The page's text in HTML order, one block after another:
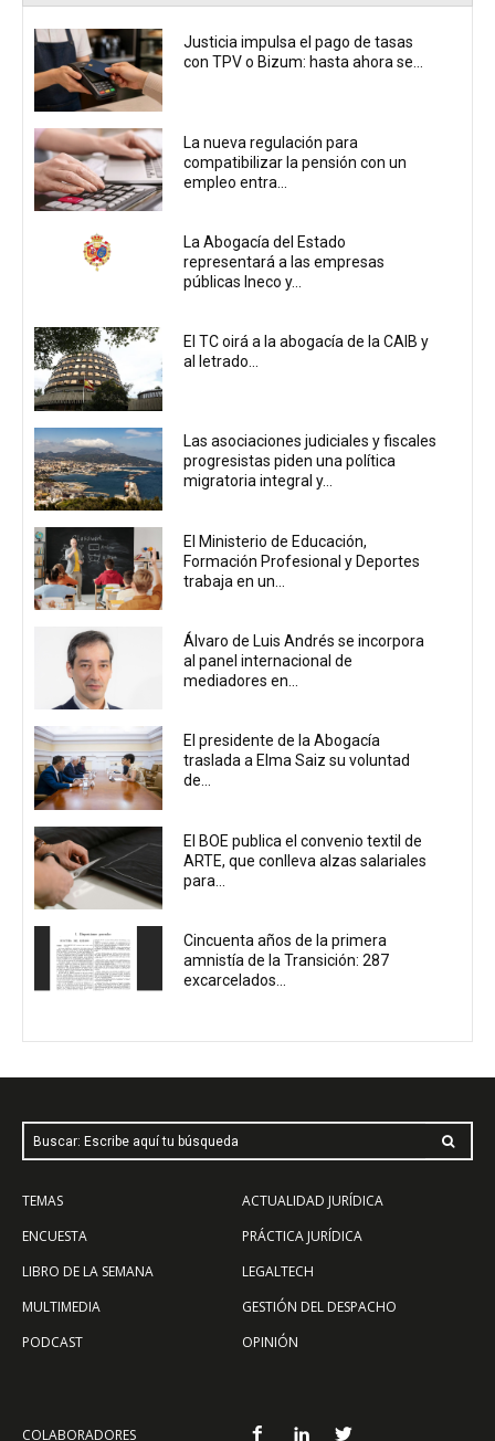
Justicia impulsa el pago de tasas
con TPV o Bizum: hasta ahora se...
La nueva regulación para
compatibilizar la pensión con un
empleo entra...
La Abogacía del Estado
representará a las empresas
públicas Ineco y...
El TC oirá a la abogacía de la CAIB y
al letrado...
Las asociaciones judiciales y fiscales
progresistas piden una política
migratoria integral y...
El Ministerio de Educación,
Formación Profesional y Deportes
trabaja en un...
Álvaro de Luis Andrés se incorpora
al panel internacional de
mediadores en...
El presidente de la Abogacía
traslada a Elma Saiz su voluntad
de...
El BOE publica el convenio textil de
ARTE, que conlleva alzas salariales
para...
Cincuenta años de la primera
amnistía de la Transición: 287
excarcelados...
Buscar: Escribe aquí tu búsqueda
TEMAS
ENCUESTA
LIBRO DE LA SEMANA
MULTIMEDIA
PODCAST
ACTUALIDAD JURÍDICA
PRÁCTICA JURÍDICA
LEGALTECH
GESTIÓN DEL DESPACHO
OPINIÓN
COLABORADORES